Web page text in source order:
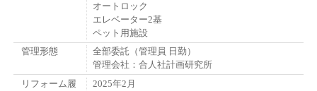
オートロック
エレベーター2基
ペット用施設
管理形態
全部委託（管理員 日勤）
管理会社：合人社計画研究所
リフォーム履
2025年2月